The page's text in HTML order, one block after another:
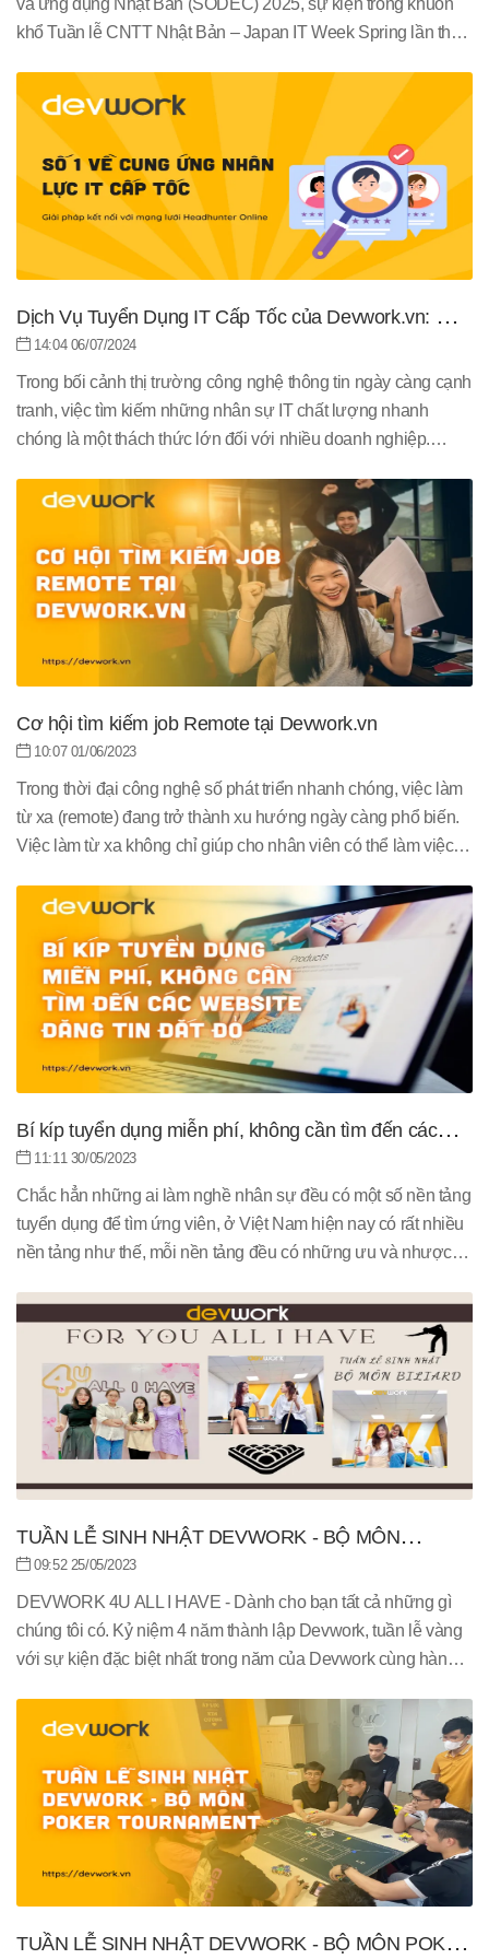
khổ Tuần lễ CNTT Nhật Bản – Japan IT Week Spring lần thứ
Bản. Tham gia SODEC 2025 không chỉ là một sự kiện đơn
thuần mà còn thể hiện một bước tiến chiến lược của Devwork
trong việc khẳng định vị thế trên thị trường quốc tế, đặc biệt là
thị trường Nhật Bản đầy tiềm năng.
Dịch Vụ Tuyển Dụng IT Cấp Tốc của Devwork.vn: Giải
Pháp Tuyển Dụng IT Cho Doanh Nghiệp
14:04 06/07/2024
Trong bối cảnh thị trường công nghệ thông tin ngày càng cạnh
tranh, việc tìm kiếm những nhân sự IT chất lượng nhanh
chóng là một thách thức lớn đối với nhiều doanh nghiệp.
đáp ứng nhu cầu này một cách hiệu quả và tiết kiệm chi phí.
Cơ hội tìm kiếm job Remote tại Devwork.vn
10:07 01/06/2023
Trong thời đại công nghệ số phát triển nhanh chóng, việc làm
từ xa (remote) đang trở thành xu hướng ngày càng phổ biến.
Việc làm từ xa không chỉ giúp cho nhân viên có thể làm việc
thu hút được nhiều ứng viên tài năng từ khắp nơi trên thế giới.
Trong bài viết này, chúng ta sẽ cùng tìm hiểu về cơ hội tìm
kiếm việc làm remote tại Devwork.vn.
Bí kíp tuyển dụng miễn phí, không cần tìm đến các
website đăng tin đắt đỏ
11:11 30/05/2023
Chắc hẳn những ai làm nghề nhân sự đều có một số nền tảng
tuyển dụng để tìm ứng viên, ở Việt Nam hiện nay có rất nhiều
nền tảng như thế, mỗi nền tảng đều có những ưu và nhược
phí mà không cần tìm đến những website đăng tin đắt đỏ!
TUẦN LỄ SINH NHẬT DEVWORK - BỘ MÔN
BILLIARD TOURNAMENT CHAMPIONS
09:52 25/05/2023
DEVWORK 4U ALL I HAVE - Dành cho bạn tất cả những gì
chúng tôi có. Kỷ niệm 4 năm thành lập Devwork, tuần lễ vàng
với sự kiện đặc biệt nhất trong năm của Devwork cùng hàng
TUẦN LỄ SINH NHẬT DEVWORK - BỘ MÔN POKER